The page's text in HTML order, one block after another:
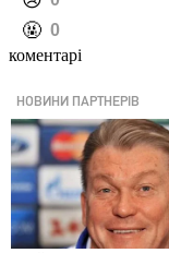
️🤬 0
коментарі